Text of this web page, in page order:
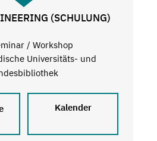
(SCHULUNG)
/ Workshop
Universitäts- und
Kalender